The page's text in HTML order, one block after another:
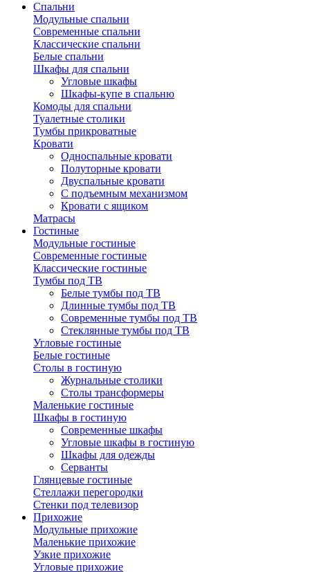
Спальни
Модульные спальни
Современные спальни
Классические спальни
Белые спальни
Шкафы для спальни
Угловые шкафы
Шкафы-купе в спальню
Комоды для спальни
Туалетные столики
Тумбы прикроватные
Кровати
Односпальные кровати
Полуторные кровати
Двуспальные кровати
С подъемным механизмом
Кровати с ящиком
Матрасы
Гостиные
Модульные гостиные
Современные гостиные
Классические гостиные
Тумбы под ТВ
Белые тумбы под ТВ
Длинные тумбы под ТВ
Современные тумбы под ТВ
Стеклянные тумбы под ТВ
Угловые гостиные
Белые гостиные
Столы в гостиную
Журнальные столики
Столы трансформеры
Маленькие гостиные
Шкафы в гостиную
Современные шкафы
Угловые шкафы в гостиную
Шкафы для одежды
Серванты
Глянцевые гостиные
Стеллажи перегородки
Стенки под телевизор
Прихожие
Модульные прихожие
Маленькие прихожие
Узкие прихожие
Угловые прихожие